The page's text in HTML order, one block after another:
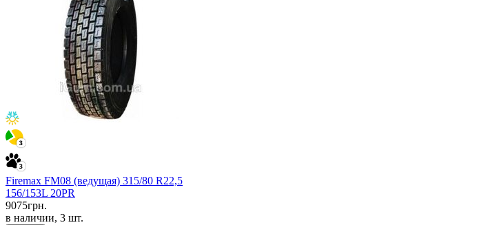
Firemax FM08 (ведущая) 315/80 R22,5
156/153L 20PR
9075грн.
в наличии, 3 шт.